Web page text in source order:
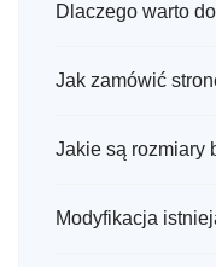
Dlaczego warto
Jak zamówić
Jakie są rozmiary
Modyfikacja